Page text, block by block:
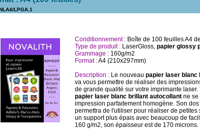
LPGA.1
Conditionnement : Boîte de 100 feuilles A4 de
Type de produit : LaserGloss, papier glossy
Grammage : 160g/m2
Format :A4 (210x297mm)
Description : Le nouveau papier laser blanc
va vous permettre de réaliser des
de grande qualité sur votre imprimante
papier laser blanc brillant autocollant ne se
impression parfaitement homogène. Son
permettra de l'utiliser pour réaliser de
un support plus épais avec beaucoup de
160 g/m2, son épaisseur est de 170 microns.